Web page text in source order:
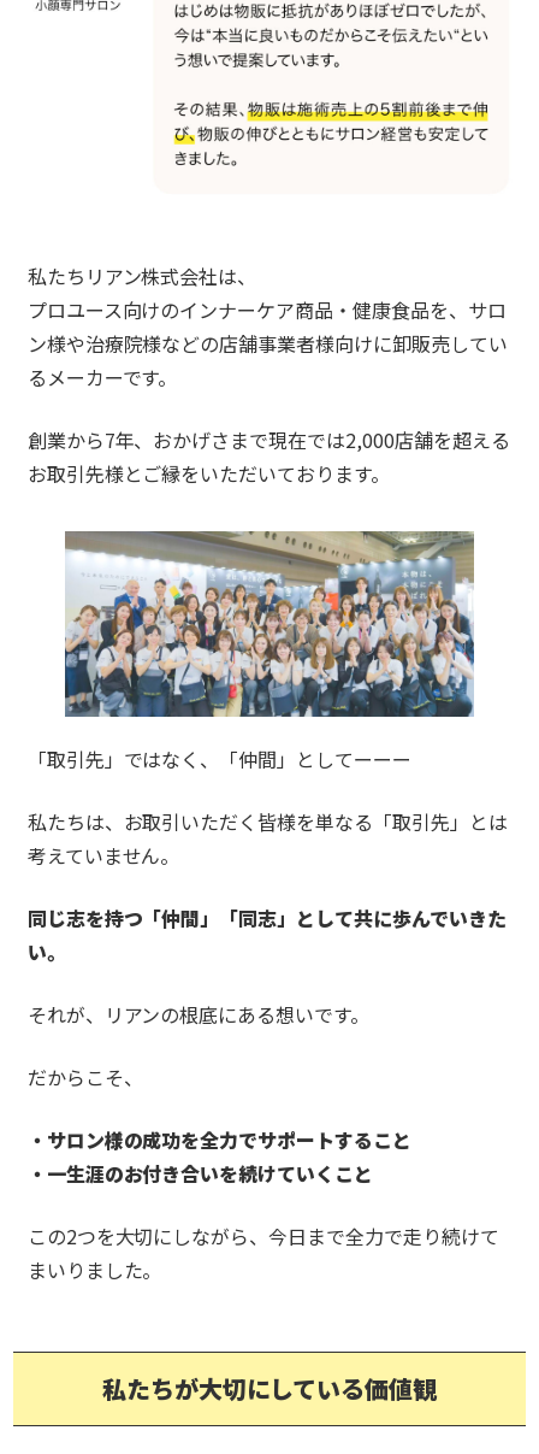
私たちリアン株式会社は、
プロユース向けのインナーケア商品・健康食品を、サロ
ン様や治療院様などの店舗事業者様向けに卸販売してい
るメーカーです。
創業から7年、おかげさまで現在では2,000店舗を超える
お取引先様とご縁をいただいております。
「取引先」ではなく、「仲間」としてーーー
私たちは、お取引いただく皆様を単なる「取引先」とは
考えていません。
同じ志を持つ「仲間」「同志」として共に歩んでいきた
い。
それが、リアンの根底にある想いです。
だからこそ、
・サロン様の成功を全力でサポートすること
・一生涯のお付き合いを続けていくこと
この2つを大切にしながら、今日まで全力で走り続けて
まいりました。
私たちが大切にしている価値観